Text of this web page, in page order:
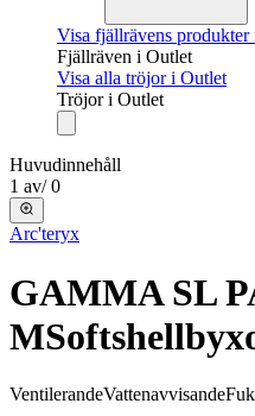
Visa fjällrävens produkter
Fjällräven i Outlet
Visa alla tröjor i Outlet
Tröjor i Outlet
Huvudinnehåll
1 av/ 0
Arc'teryx
GAMMA SL
M
VentilerandeVattenavvisande